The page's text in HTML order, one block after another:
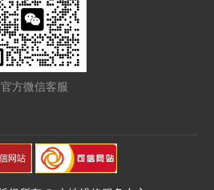
官方微信客服